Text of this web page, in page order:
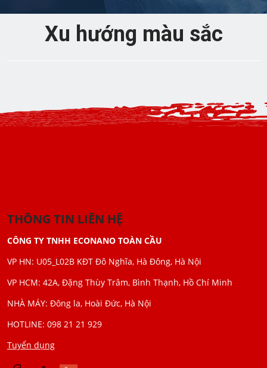
Xu hướng màu sắc
THÔNG TIN LIÊN HỆ
CÔNG TY TNHH ECONANO TOÀN CẦU
VP HN: U05_L02B KĐT Đô Nghĩa, Hà Đông, Hà Nội
VP HCM: 42A, Đặng Thùy Trâm, Bình Thạnh, Hồ Chí Minh
NHÀ MÁY: Đông la, Hoài Đức, Hà Nội
HOTLINE: 098 21 21 929
Tuyển dụng